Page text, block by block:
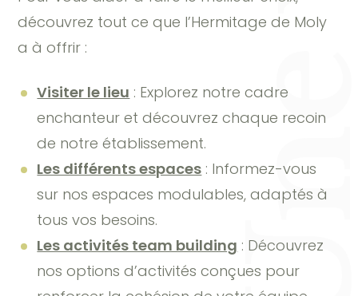
découvrez tout ce que l’Hermitage de Moly
a à offrir :
Visiter le lieu : Explorez notre cadre
enchanteur et découvrez chaque recoin
de notre établissement.
Les différents espaces : Informez-vous
sur nos espaces modulables, adaptés à
tous vos besoins.
Les activités team building : Découvrez
nos options d’activités conçues pour